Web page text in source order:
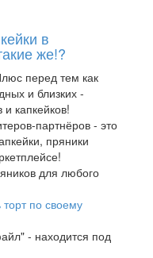
в
же!?
перед тем как
и близких -
капкейков!
партнёров - это
пряники
для любого
торт по своему
- находится под